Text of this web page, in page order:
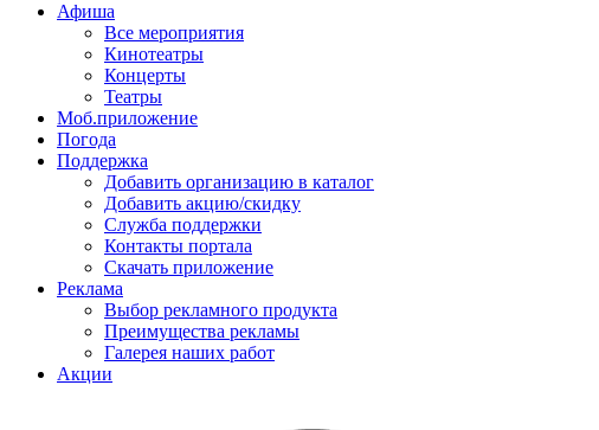
Афиша
Все мероприятия
Кинотеатры
Концерты
Театры
Моб.приложение
Погода
Поддержка
Добавить организацию в каталог
Добавить акцию/скидку
Служба поддержки
Контакты портала
Скачать приложение
Реклама
Выбор рекламного продукта
Преимущества рекламы
Галерея наших работ
Акции